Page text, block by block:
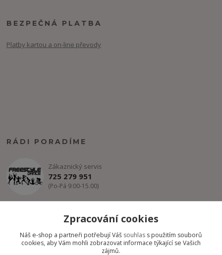
BEZPEČNÁ PLATBA
Platby kartou a on-line převody
RÁDI PORADÍME
Zákaznický servis
725 279 951
(Po-Pá 9:00-15.00)
Zpracování cookies
Náš e-shop a partneři potřebují Váš souhlas s použitím souborů
cookies, aby Vám mohli zobrazovat informace týkající se Vašich
zájmů.